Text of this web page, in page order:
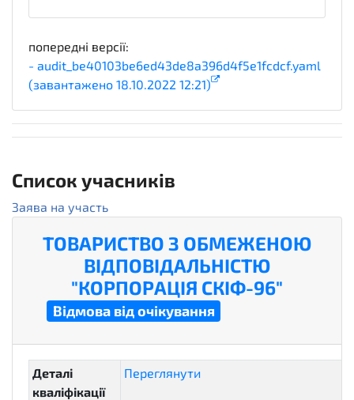
попередні версії:
- audit_be40103be6ed43de8a396d4f5e1fcdcf.yaml
(завантажено 18.10.2022 12:21)
Список учасників
Заява на участь
ТОВАРИСТВО З ОБМЕЖЕНОЮ
ВІДПОВІДАЛЬНІСТЮ
"КОРПОРАЦІЯ СКІФ-96"
Відмова від очікування cancelled
Деталі
кваліфікації
Переглянути